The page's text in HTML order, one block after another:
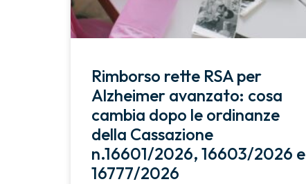
Rimborso rette RSA per
Alzheimer avanzato: cosa
cambia dopo le ordinanze
della Cassazione
n.16601/2026, 16603/2026 e
16777/2026